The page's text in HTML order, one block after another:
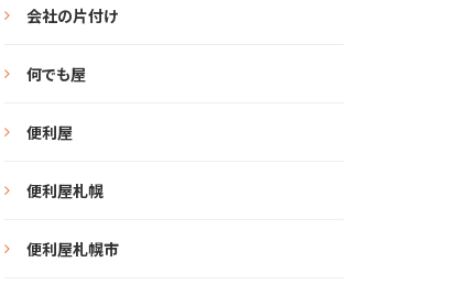
会社の片付け
何でも屋
便利屋
便利屋札幌
便利屋札幌市